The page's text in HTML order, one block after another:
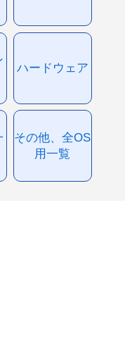
ハードウェア
その他、全OS
用一覧